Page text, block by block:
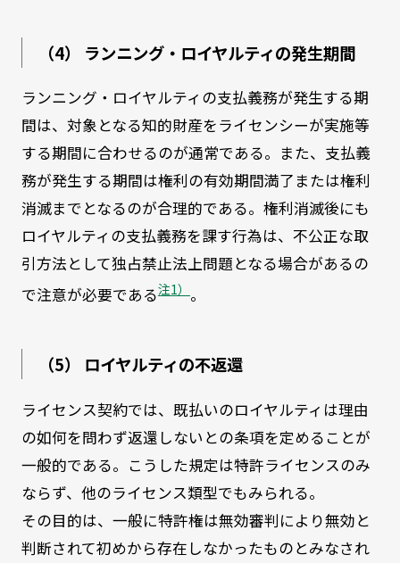
（4） ランニング・ロイヤルティの発生期間
ランニング・ロイヤルティの支払義務が発生する期
間は、対象となる知的財産をライセンシーが実施等
する期間に合わせるのが通常である。また、支払義
務が発生する期間は権利の有効期間満了または権利
消滅までとなるのが合理的である。権利消滅後にも
ロイヤルティの支払義務を課す行為は、不公正な取
引方法として独占禁止法上問題となる場合があるの
で注意が必要である注1） 。
（5） ロイヤルティの不返還
ライセンス契約では、既払いのロイヤルティは理由
の如何を問わず返還しないとの条項を定めることが
一般的である。こうした規定は特許ライセンスのみ
ならず、他のライセンス類型でもみられる。
その目的は、一般に特許権は無効審判により無効と
判断されて初めから存在しなかったものとみなされ